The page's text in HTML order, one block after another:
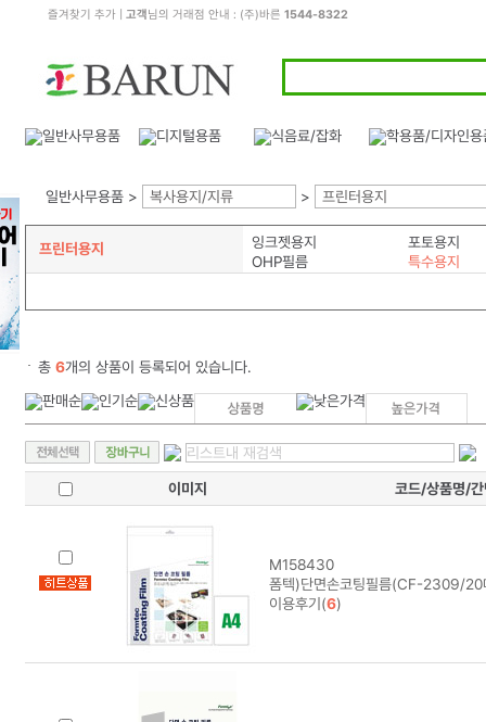
즐겨찾기 추가| 고객님의 거래점 안내 : (주)바른 1544-8322
일반사무용품 > 복사용지/지류 > 프린터용지
프린터용지 잉크젯용지
포토용지
OHP필름
특수용지
총 6개의 상품이 등록되어 있습니다.
이미지 코드/상품명/간
M158430
폼텍)단면손코팅필름(CF-2309/20
이용후기(6)